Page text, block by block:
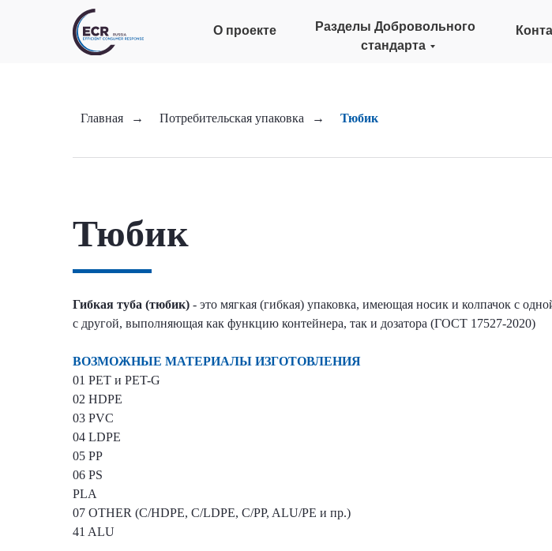
О проекте
Разделы Добровольного
стандарта
Главная → Потребительская упаковка → Тюбик
Тюбик
Гибкая туба (тюбик) - это мягкая (гибкая) упаковка, имеющая носик и колпачок с
с другой, выполняющая как функцию контейнера, так и дозатора (ГОСТ 17527-2020)
ВОЗМОЖНЫЕ МАТЕРИАЛЫ ИЗГОТОВЛЕНИЯ
01 PET и PET-G
02 HDPE
03 PVC
04 LDPE
05 PP
06 PS
PLA
07 OTHER (C/HDPE, С/LDPE, C/PP, ALU/PE и пр.)
41 ALU